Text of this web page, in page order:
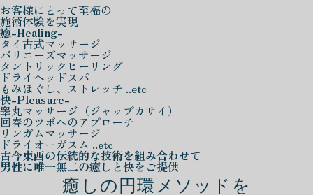
お客様にとって至福の
施術体験を実現
癒-Healing-
タイ古式マッサージ
バリニーズマッサージ
タントリックヒーリング
ドライヘッドスパ
もみほぐし、ストレッチ ..etc
快-Pleasure-
睾丸マッサージ（ジャップカサイ）
回春のツボへのアプローチ
リンガムマッサージ
ドライオーガスム ..etc
古今東西の伝統的な技術を組み合わせて
男性に唯一無二の癒しと快をご提供
癒しの円環メソッドを